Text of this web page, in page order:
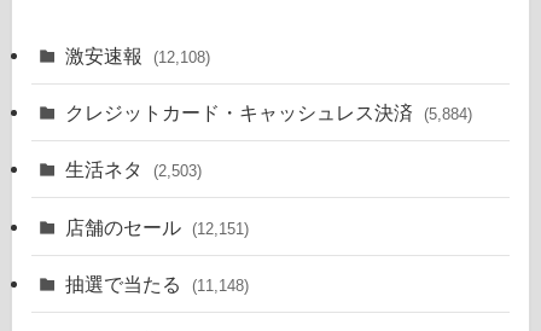
激安速報 (12,108)
クレジットカード・キャッシュレス決済 (5,884)
生活ネタ (2,503)
店舗のセール (12,151)
抽選で当たる (11,148)